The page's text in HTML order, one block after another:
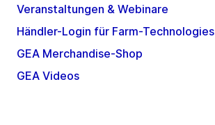
Veranstaltungen & Webinare
Händler-Login für Farm-Technologies
GEA Merchandise-Shop
GEA Videos